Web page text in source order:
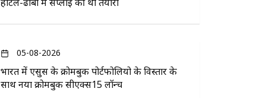
05-08-2026
भारत में एसुस के क्रोमबुक पोर्टफोलियो के विस्तार के
साथ नया क्रोमबुक सीएक्स15 लॉन्च